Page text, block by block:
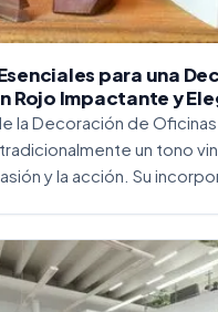
para una
Rojo Impactante y
la Decoración de
un tono
y la acción. Su